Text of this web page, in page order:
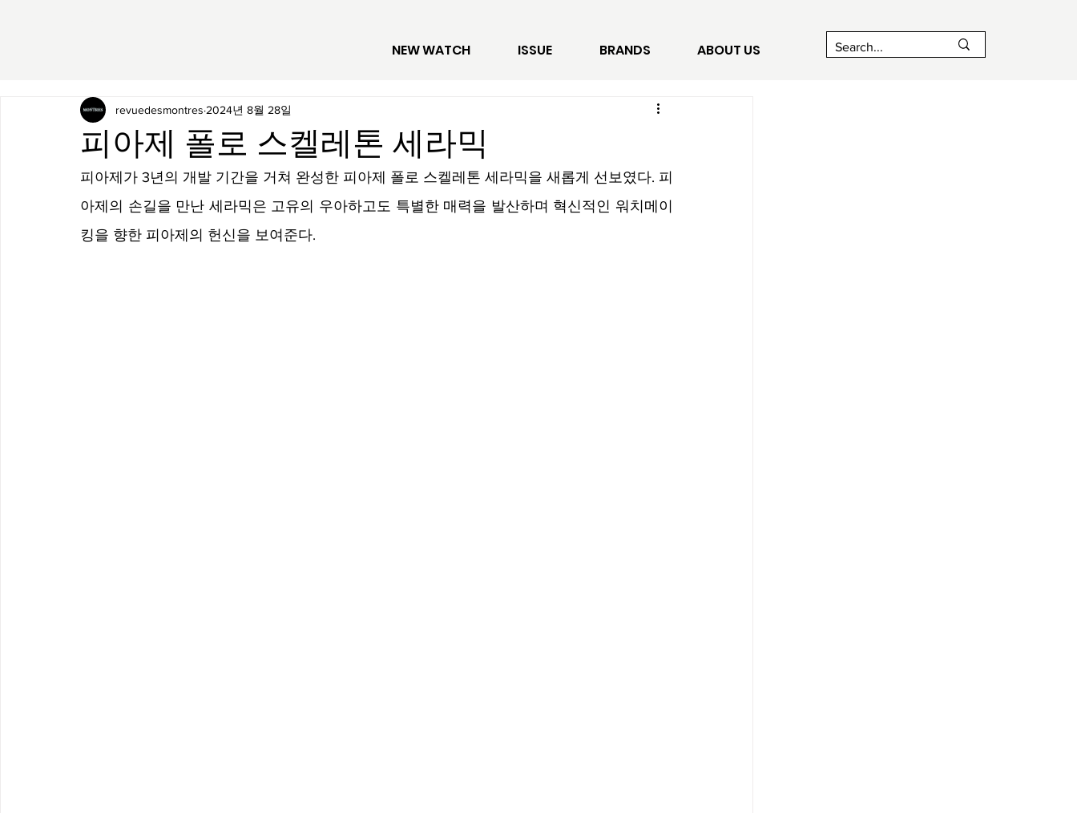
NEW WATCH ISSUE BRANDS ABOUT US
피아제 폴로 스켈레톤 세라믹
revuedesmontres 2024년 8월 28일
피아제가 3년의 개발 기간을 거쳐 완성한 피아제 폴로 스켈레톤 세라믹을 새롭게 선보였다. 피
아제의 손길을 만난 세라믹은 고유의 우아하고도 특별한 매력을 발산하며 혁신적인 워치메이
킹을 향한 피아제의 헌신을 보여준다.